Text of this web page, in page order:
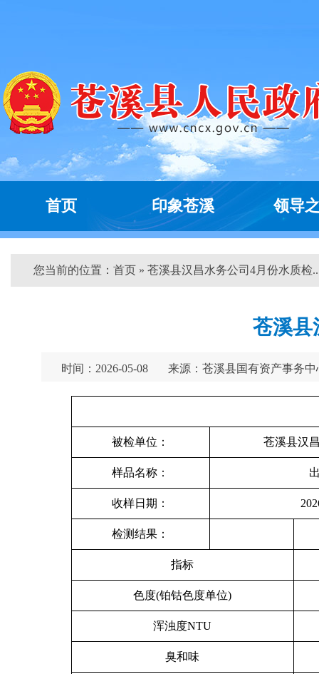
首页 印象苍溪 领导
您当前的位置： 首页 » 苍溪县汉昌水务公司4月份水质检
苍溪县
时间：2026-05-08 来源：苍溪县国有资产事务中
被检单位： 苍溪县汉
样品名称：
收样日期：
检测结果：
指标
色度(铂钴色度单位)
浑浊度NTU
臭和味